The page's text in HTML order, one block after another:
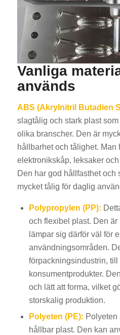
Vanliga
används
ABS (Akrylnitril Butadien
slagtålig och stark plast
olika branscher. Den är
hållbarhet och tålighet. Man
elektronikskåp, leksaker
Den har god hållfasthet och
mycket tålig för daglig
Polypropylen (PP):
och flexibel plast. Den
lämpar sig därför väl för
användningsområden.
förpackningsindustrin,
konsumentprodukter.
och lätt att forma, vilket
storskalig produktion.
Polyeten (PE): Polyeten
hållbar plast. Den kan